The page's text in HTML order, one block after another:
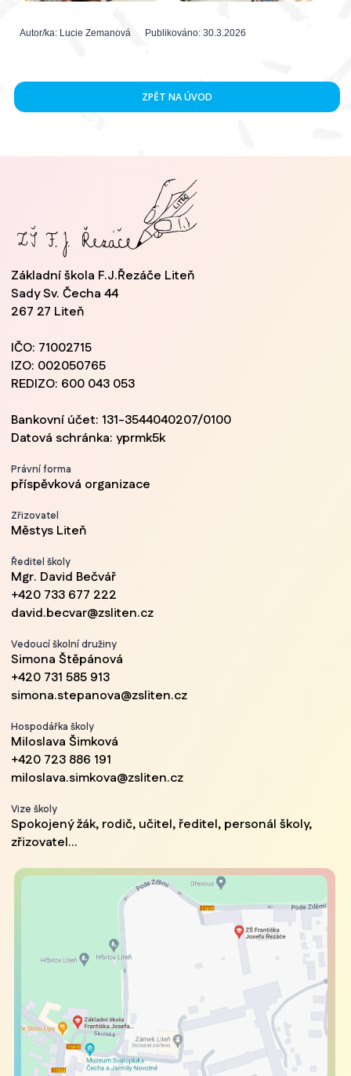
Autor/ka: Lucie Zemanová Publikováno: 30.3.2026
ZPĚT NA ÚVOD
Základní škola F.J.Řezáče Liteň
Sady Sv. Čecha 44
267 27 Liteň
IČO: 71002715
IZO: 002050765
REDIZO: 600 043 053
Bankovní účet: 131-3544040207/0100
Datová schránka: yprmk5k
Právní forma
příspěvková organizace
Zřizovatel
Městys Liteň
Ředitel školy
Mgr. David Bečvář
+420 733 677 222
david.becvar@zsliten.cz
Vedoucí školní družiny
Simona Štěpánová
+420 731 585 913
simona.stepanova@zsliten.cz
Hospodářka školy
Miloslava Šimková
+420 723 886 191
miloslava.simkova@zsliten.cz
Vize školy
Spokojený žák, rodič, učitel, ředitel, personál školy,
zřizovatel...